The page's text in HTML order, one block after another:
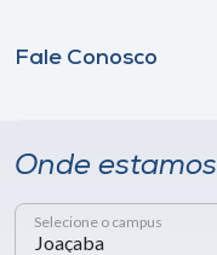
Fale Conosco
Onde estamos
Selecione o campus